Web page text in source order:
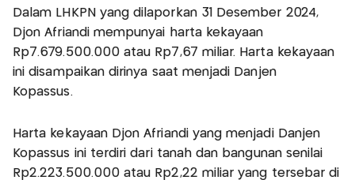
Dalam LHKPN yang dilaporkan 31 Desember 2024,
Djon Afriandi mempunyai harta kekayaan
Rp7.679.500.000 atau Rp7,67 miliar. Harta kekayaan
ini disampaikan dirinya saat menjadi Danjen
Kopassus.
Harta kekayaan Djon Afriandi yang menjadi Danjen
Kopassus ini terdiri dari tanah dan bangunan senilai
Rp2.223.500.000 atau Rp2,22 miliar yang tersebar di